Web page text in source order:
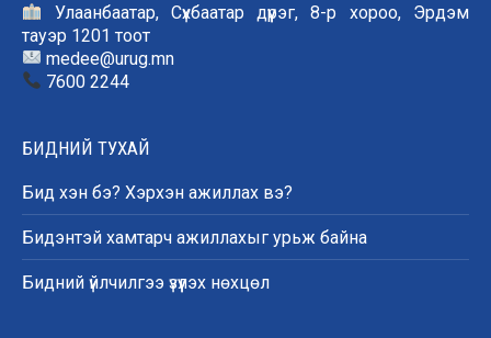
Улаанбаатар, Сүхбаатар дүүрэг, 8-р хороо, Эрдэм
тауэр 1201 тоот
medee@urug.mn
7600 2244
БИДНИЙ ТУХАЙ
Бид хэн бэ? Хэрхэн ажиллах вэ?
Бидэнтэй хамтарч ажиллахыг урьж байна
Бидний үйлчилгээ үзүүлэх нөхцөл